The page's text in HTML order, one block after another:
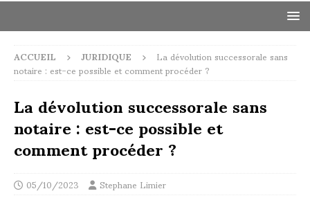
ACCUEIL JURIDIQUE La dévolution successorale sans
notaire : est-ce possible et comment procéder ?
La dévolution successorale sans
notaire : est-ce possible et
comment procéder ?
05/10/2023 Stephane Limier